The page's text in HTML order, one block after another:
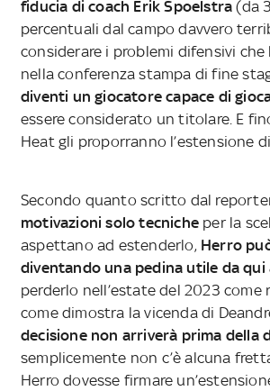
fiducia di coach Erik Spoelstra (da
percentuali dal campo davvero
considerare i problemi difensivi
nella conferenza stampa di fine
diventi un giocatore capace di
essere considerato un titolare. E
Heat gli proporranno l’estensione
Secondo quanto scritto dal
motivazioni solo tecniche per la
aspettano ad estenderlo, Herro
diventando una pedina utile da
perderlo nell’estate del 2023
come dimostra la vicenda di
decisione non arriverà prima della
semplicemente non c’è alcuna
Herro dovesse firmare